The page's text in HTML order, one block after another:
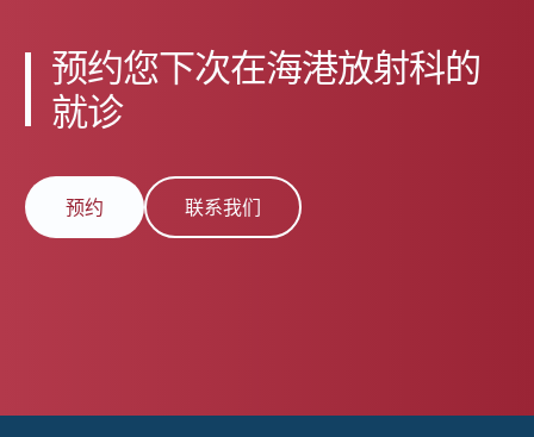
预约您下次在海港放射科的
就诊
预约 联系我们